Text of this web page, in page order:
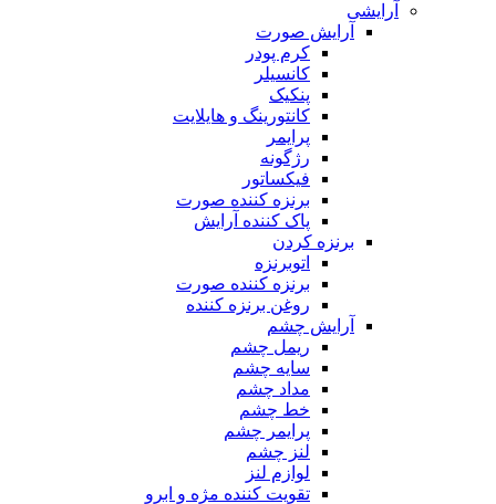
آرایشی
آرایش صورت
کرم پودر
کانسیلر
پنکیک
کانتورینگ و هایلایت
پرایمر
رژگونه
فیکساتور
برنزه کننده صورت
پاک کننده آرایش
برنزه کردن
اتوبرنزه
برنزه کننده صورت
روغن برنزه کننده
آرایش چشم
ریمل چشم
سایه چشم
مداد چشم
خط چشم
پرایمر چشم
لنز چشم
لوازم لنز
تقویت کننده مژه و ابرو